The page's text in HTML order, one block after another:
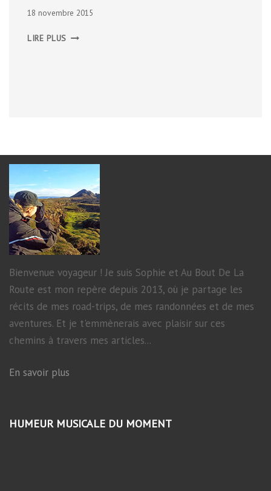
18 novembre 2015
LIRE PLUS PARC
Bienvenue voyageur ! Je suis Sophie et Au Bout De La
Route est mon repère depuis 2013, où je partage les
récits de mes road-trips, de mes randonnées et de mes
aventures. Et je t'emmènerais avec plaisir sur ces
chemins à travers mes articles...
En savoir plus
HUMEUR MUSICALE DU MOMENT